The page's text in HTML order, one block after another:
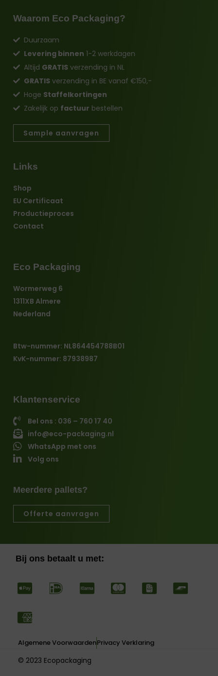
Klantenservice
Bel ons : 036 – 760 17 40
info@eco-packaging.nl
WhatsApp met ons
Volg ons
Meerdere pallets?
Offerte aanvragen
Eco Packaging
Wormerweg 6
1311XB Almere
Nederland
Btw-nummer: NL864454788B01
KvK-nummer: 87938987
Links
Shop
EU Certificaat
Productieproces
Contact
Waarom Eco Packaging?
Duurzaam
Levering binnen 1-2 werkdagen
Altijd GRATIS verzending in NL
GRATIS verzending in BE vanaf €150,-
Hoge Staffelkortingen
Zakelijk op factuur bestellen
Sample aanvragen
Bij ons betaalt u met:
Algemene VoorwaardenPrivacy Verklaring
© 2023 Ecopackaging